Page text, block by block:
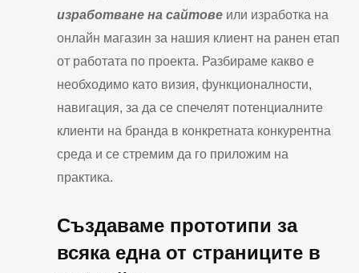
изработване на сайтове или изработка на
онлайн магазин за нашия клиент на ранен етап
от работата по проекта. Разбираме какво е
необходимо като визия, функционалности,
навигация, за да се спечелят потенциалните
клиенти на бранда в конкретната конкурентна
среда и се стремим да го приложим на
практика.
Създаваме прототипи за
всяка една от страниците в